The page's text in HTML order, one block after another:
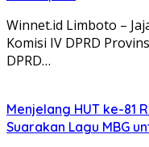
Winnet.id Limboto –
Komisi IV DPRD
DPRD…
Menjelang HUT ke-81
Suarakan Lagu MBG